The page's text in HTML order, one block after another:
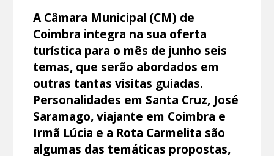
A Câmara Municipal (CM) de
Coimbra integra na sua oferta
turística para o mês de junho seis
temas, que serão abordados em
outras tantas visitas guiadas.
Personalidades em Santa Cruz, José
Saramago, viajante em Coimbra e
Irmã Lúcia e a Rota Carmelita são
algumas das temáticas propostas,